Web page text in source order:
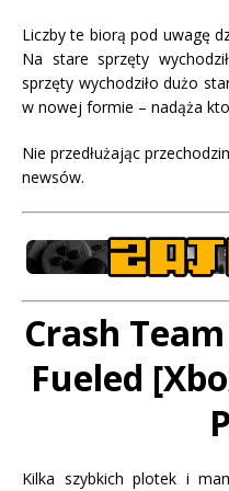
Liczby te biorą pod uwagę
Na stare sprzęty
sprzęty wychodziło dużo
w nowej formie – nadąża
Nie przedłużając
newsów.
Crash
Fueled
Kilka szybkich plotek i